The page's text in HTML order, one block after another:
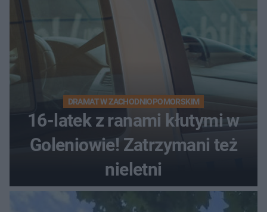
DRAMAT W ZACHODNIOPOMORSKIM
16-latek z ranami kłutymi w
Goleniowie! Zatrzymani też
nieletni